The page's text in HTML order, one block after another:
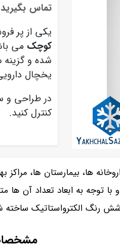
تماس بگیرید
یکی از پر
کوچک
شده و
یخچال
در طراحی و
کنترل کنید.
ها، بیمارستان ها، مراکز
بین 3 تا 5 طبقه بوده و با توجه به
رنگ الکترواستاتیک